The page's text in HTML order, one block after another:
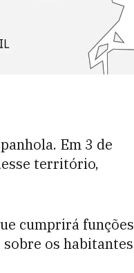
Em 3 de
território,
cumprirá funções
os habitantes